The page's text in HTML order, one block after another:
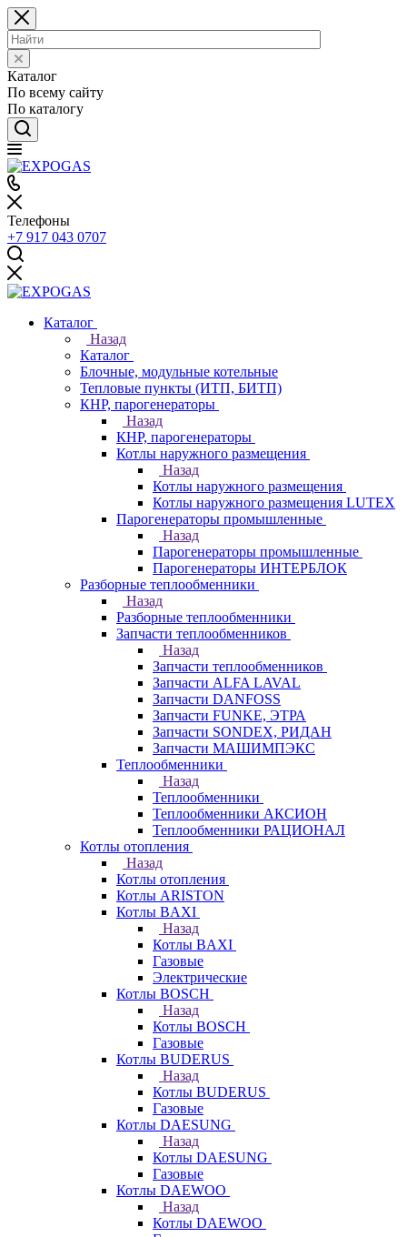
Каталог
По всему сайту
По каталогу
Телефоны
+7 917 043 0707
Каталог
Назад
Каталог
Блочные, модульные котельные
Тепловые пункты (ИТП, БИТП)
КНР, парогенераторы
Назад
КНР, парогенераторы
Котлы наружного размещения
Назад
Котлы наружного размещения
Котлы наружного размещения LUTEX
Парогенераторы промышленные
Назад
Парогенераторы промышленные
Парогенераторы ИНТЕРБЛОК
Разборные теплообменники
Назад
Разборные теплообменники
Запчасти теплообменников
Назад
Запчасти теплообменников
Запчасти ALFA LAVAL
Запчасти DANFOSS
Запчасти FUNKE, ЭТРА
Запчасти SONDEX, РИДАН
Запчасти МАШИМПЭКС
Теплообменники
Назад
Теплообменники
Теплообменники АКСИОН
Теплообменники РАЦИОНАЛ
Котлы отопления
Назад
Котлы отопления
Котлы ARISTON
Котлы BAXI
Назад
Котлы BAXI
Газовые
Электрические
Котлы BOSCH
Назад
Котлы BOSCH
Газовые
Котлы BUDERUS
Назад
Котлы BUDERUS
Газовые
Котлы DAESUNG
Назад
Котлы DAESUNG
Газовые
Котлы DAEWOO
Назад
Котлы DAEWOO